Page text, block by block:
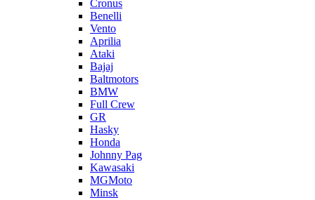
Cronus
Benelli
Vento
Aprilia
Ataki
Bajaj
Baltmotors
BMW
Full Crew
GR
Hasky
Honda
Johnny Pag
Kawasaki
MGMoto
Minsk